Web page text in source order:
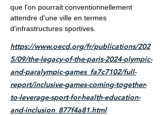
que l'on pourrait conventionnellement
attendre d'une ville en termes
d'infrastructures sportives.
https://www.oecd.org/fr/publications/202
5/09/the-legacy-of-the-paris-2024-olympic-
and-paralympic-games_fa7c7102/full-
report/inclusive-games-coming-together-
to-leverage-sport-for-health-education-
and-inclusion_877f4a81.html